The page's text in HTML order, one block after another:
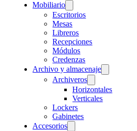
Mobiliario
Escritorios
Mesas
Libreros
Recepciones
Módulos
Credenzas
Archivo y almacenaje
Archiveros
Horizontales
Verticales
Lockers
Gabinetes
Accesorios